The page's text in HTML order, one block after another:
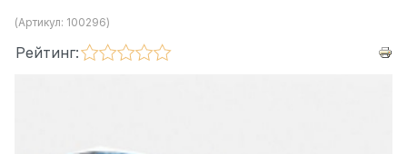
(Артикул: 100296)
Рейтинг: